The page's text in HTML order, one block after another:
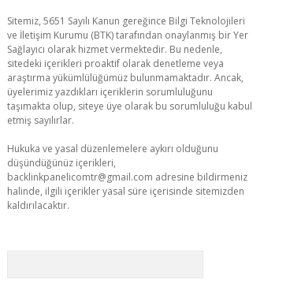
Sitemiz, 5651 Sayılı Kanun gereğince Bilgi Teknolojileri
ve İletişim Kurumu (BTK) tarafından onaylanmış bir Yer
Sağlayıcı olarak hizmet vermektedir. Bu nedenle,
sitedeki içerikleri proaktif olarak denetleme veya
araştırma yükümlülüğümüz bulunmamaktadır. Ancak,
üyelerimiz yazdıkları içeriklerin sorumluluğunu
taşımakta olup, siteye üye olarak bu sorumluluğu kabul
etmiş sayılırlar.
Hukuka ve yasal düzenlemelere aykırı olduğunu
düşündüğünüz içerikleri,
backlinkpanelicomtr@gmail.com adresine bildirmeniz
halinde, ilgili içerikler yasal süre içerisinde sitemizden
kaldırılacaktır.